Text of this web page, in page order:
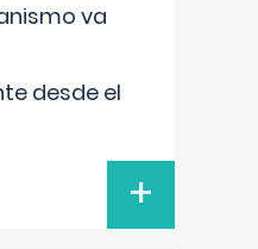
va
desde el
+